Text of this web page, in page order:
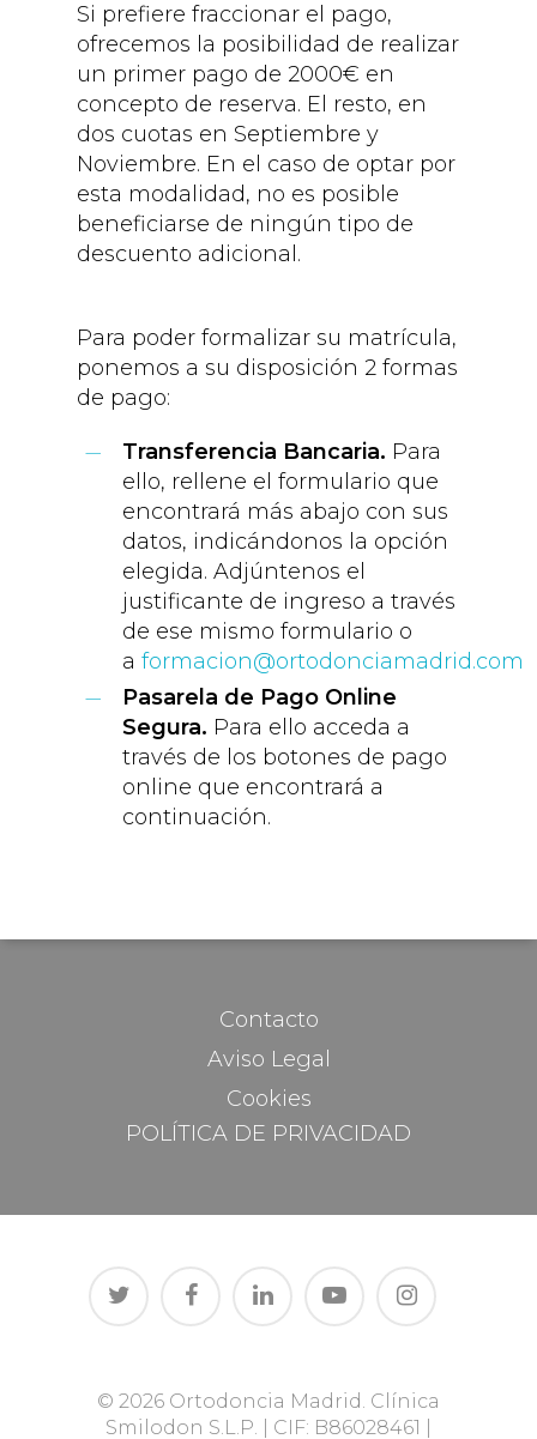
Si prefiere fraccionar el pago,
ofrecemos la posibilidad de realizar
un primer pago de 2000€ en
concepto de reserva. El resto, en
dos cuotas en Septiembre y
Noviembre. En el caso de optar por
esta modalidad, no es posible
beneficiarse de ningún tipo de
descuento adicional.
Para poder formalizar su matrícula,
ponemos a su disposición 2 formas
de pago:
Transferencia Bancaria. Para
ello, rellene el formulario que
encontrará más abajo con sus
datos, indicándonos la opción
elegida. Adjúntenos el
justificante de ingreso a través
de ese mismo formulario o
a formacion@ortodonciamadrid.com
Pasarela de Pago Online
Segura. Para ello acceda a
través de los botones de pago
online que encontrará a
continuación.
Contacto
Aviso Legal
Cookies
POLÍTICA DE PRIVACIDAD
© 2026 Ortodoncia Madrid. Clínica
Smilodon S.L.P. | CIF: B86028461 |